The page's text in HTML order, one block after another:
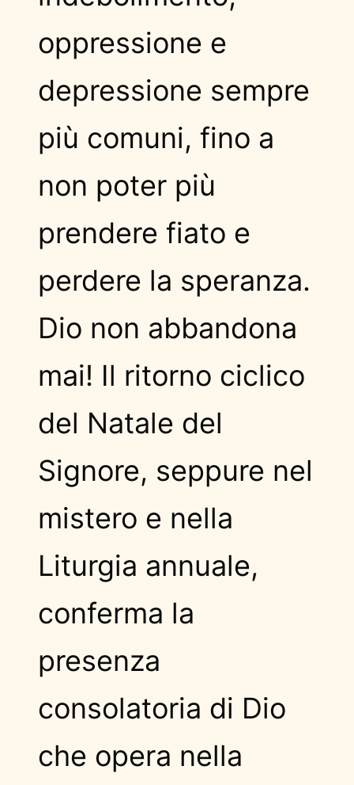
oppressione e
depressione sempre
più comuni, fino a
non poter più
prendere fiato e
perdere la speranza.
Dio non abbandona
mai! Il ritorno ciclico
del Natale del
Signore, seppure nel
mistero e nella
Liturgia annuale,
conferma la
presenza
consolatoria di Dio
che opera nella